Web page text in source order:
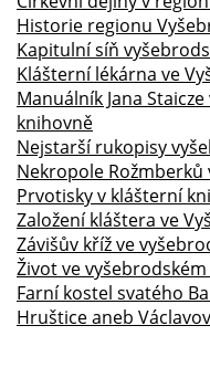
Historie regionu
Kapitulní síň
Klášterní lékárna ve
Manuálník Jana
knihovně
Nejstarší rukopisy
Nekropole
Prvotisky v klášterní
Založení kláštera ve
Závišův kříž ve
Život ve
Farní kostel svatého
Hruštice aneb